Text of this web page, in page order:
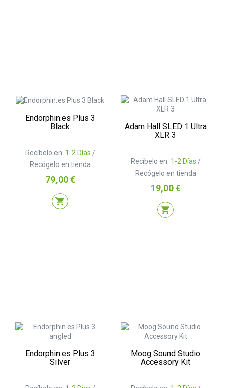
Endorphin.es Plus 3
Black
Recíbelo en: 1-2 Días /
Recógelo en tienda
Precio
79,00 €
shopping_cart
Adam Hall SLED 1 Ultra
XLR 3
Recíbelo en: 1-2 Días /
Recógelo en tienda
Precio
19,00 €
shopping_cart
Endorphin.es Plus 3
Silver
Moog Sound Studio
Accessory Kit